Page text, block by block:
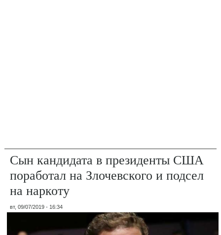
Сын кандидата в президенты США
поработал на Злочевского и подсел
на наркоту
вт, 09/07/2019 - 16:34